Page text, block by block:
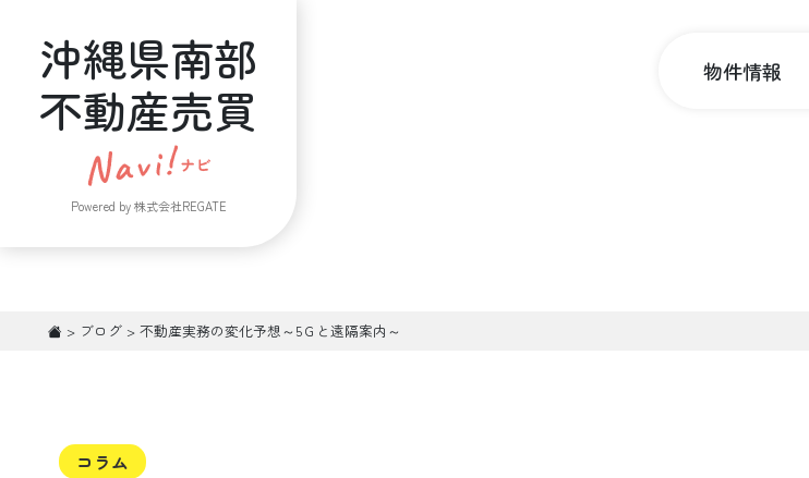
沖縄県南部
不動産売買
Powered by 株式会社REGATE
物件情報
> ブログ > 不動産実務の変化予想～5Ｇと遠隔案内～
コラム